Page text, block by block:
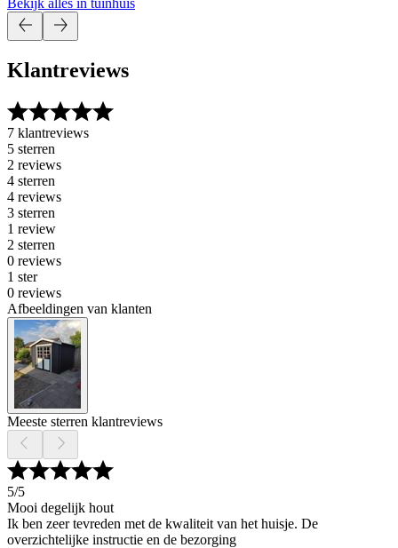
Klantreviews
7 klantreviews
5 sterren
2 reviews
4 sterren
4 reviews
3 sterren
1 review
2 sterren
0 reviews
1 ster
0 reviews
Afbeeldingen van klanten
Meeste sterren klantreviews
5/5
Mooi degelijk hout
Ik ben zeer tevreden met de kwaliteit van het huisje. De
overzichtelijke instructie en de bezorging